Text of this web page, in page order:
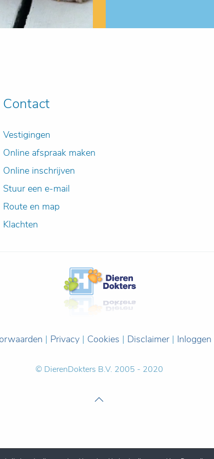
Contact
Vestigingen
Online afspraak maken
Online inschrijven
Stuur een e-mail
Route en map
Klachten
| Privacy | Cookies | Disclaimer | Inloggen
© DierenDokters B.V. 2005 - 2020